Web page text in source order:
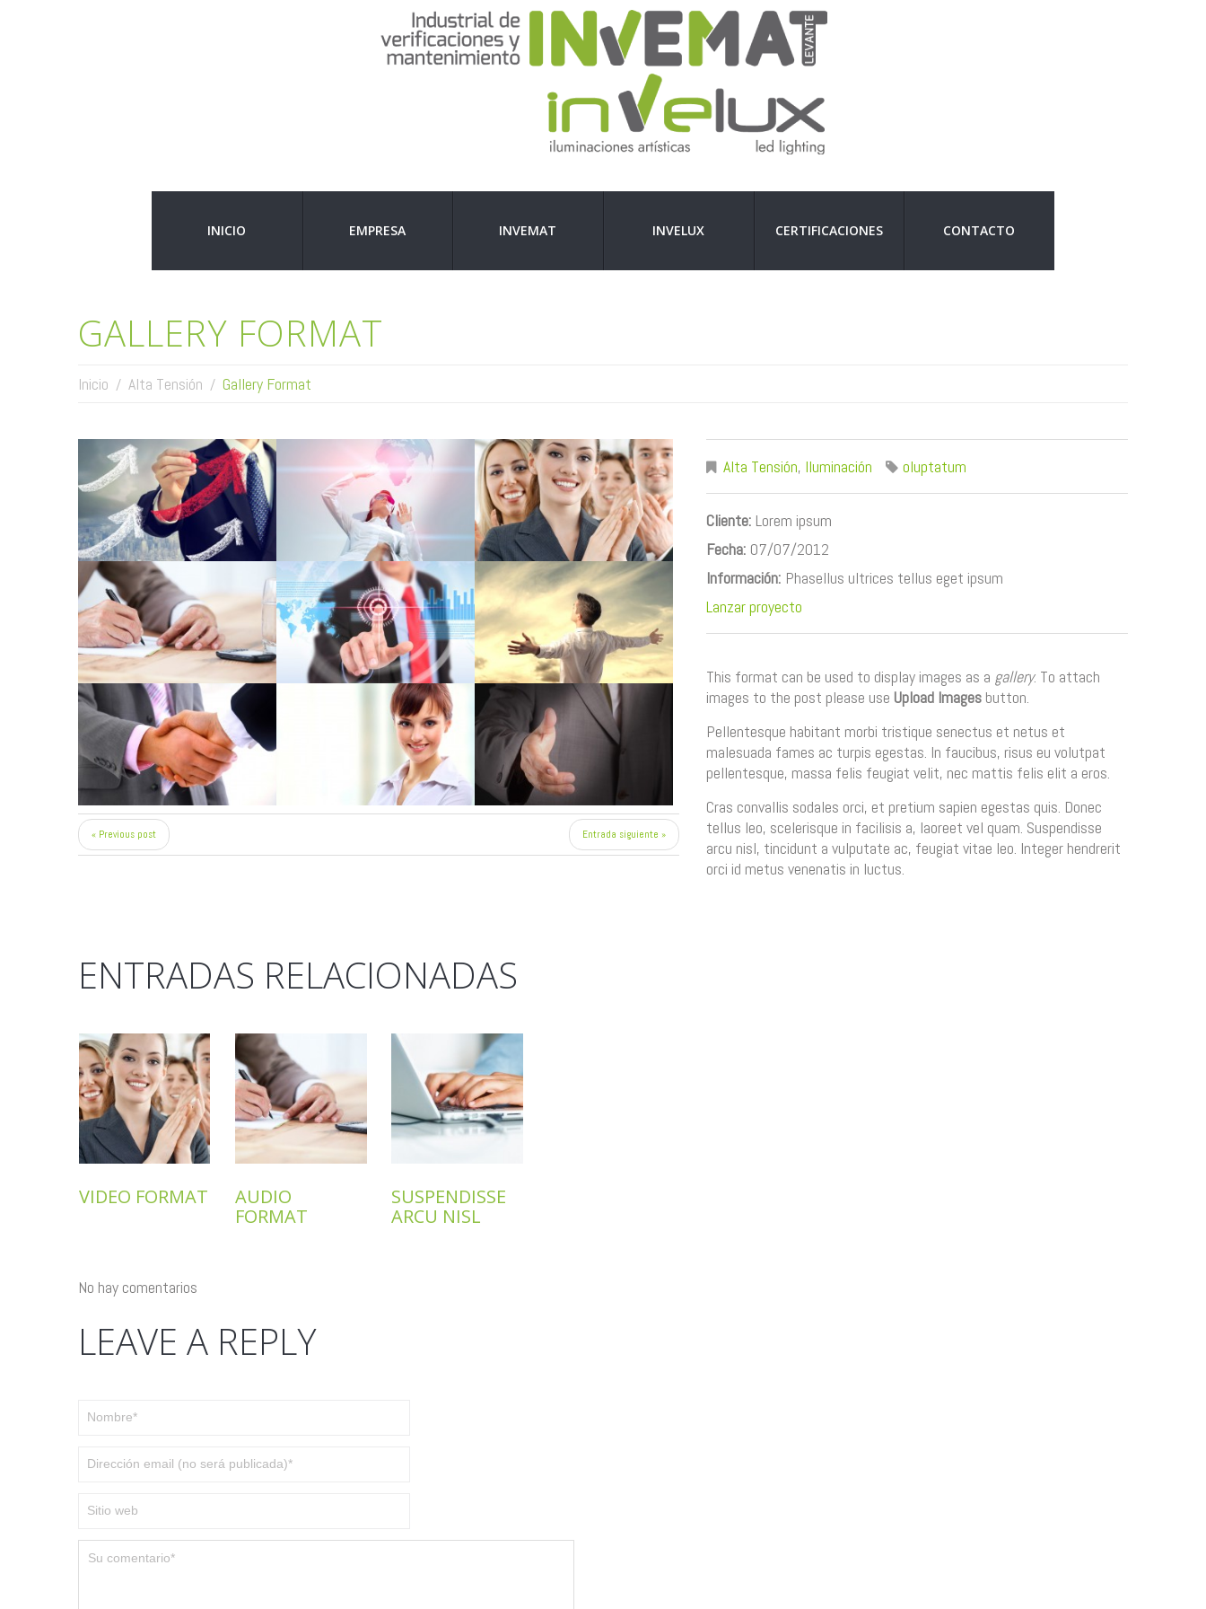
INICIO EMPRESA INVEMAT INVELUX CERTIFICACIONES CONTACTO
GALLERY FORMAT
Inicio Alta Tensión Gallery Format
« Previous post Entrada siguiente »
Alta Tensión, Iluminación oluptatum
Cliente: Lorem ipsum
Fecha: 07/07/2012
Información: Phasellus ultrices tellus eget ipsum
Lanzar proyecto
This format can be used to display images as a gallery. To attach
images to the post please use Upload Images button.
Pellentesque habitant morbi tristique senectus et netus et
malesuada fames ac turpis egestas. In faucibus, risus eu volutpat
pellentesque, massa felis feugiat velit, nec mattis felis elit a eros.
Cras convallis sodales orci, et pretium sapien egestas quis. Donec
tellus leo, scelerisque in facilisis a, laoreet vel quam. Suspendisse
arcu nisl, tincidunt a vulputate ac, feugiat vitae leo. Integer hendrerit
orci id metus venenatis in luctus.
ENTRADAS RELACIONADAS
VIDEO FORMAT
AUDIO
FORMAT
SUSPENDISSE
ARCU NISL
No hay comentarios
LEAVE A REPLY